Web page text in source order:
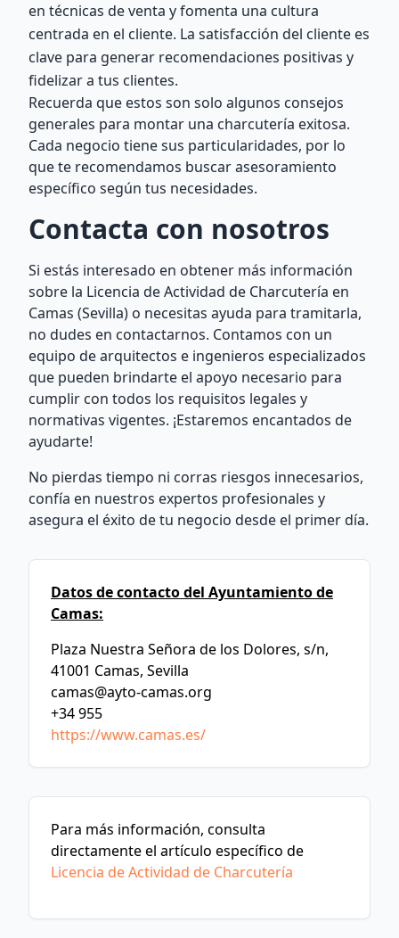
en técnicas de venta y fomenta una cultura
centrada en el cliente. La satisfacción del cliente es
clave para generar recomendaciones positivas y
fidelizar a tus clientes.
Recuerda que estos son solo algunos consejos
generales para montar una charcutería exitosa.
Cada negocio tiene sus particularidades, por lo
que te recomendamos buscar asesoramiento
específico según tus necesidades.
Contacta con nosotros
Si estás interesado en obtener más información
sobre la Licencia de Actividad de Charcutería en
Camas (Sevilla) o necesitas ayuda para tramitarla,
no dudes en contactarnos. Contamos con un
equipo de arquitectos e ingenieros especializados
que pueden brindarte el apoyo necesario para
cumplir con todos los requisitos legales y
normativas vigentes. ¡Estaremos encantados de
ayudarte!
No pierdas tiempo ni corras riesgos innecesarios,
confía en nuestros expertos profesionales y
asegura el éxito de tu negocio desde el primer día.
Datos de contacto del Ayuntamiento de
Camas:
Plaza Nuestra Señora de los Dolores, s/n,
41001 Camas, Sevilla
camas@ayto-camas.org
+34 955
https://www.camas.es/
Para más información, consulta
directamente el artículo específico de
Licencia de Actividad de Charcutería